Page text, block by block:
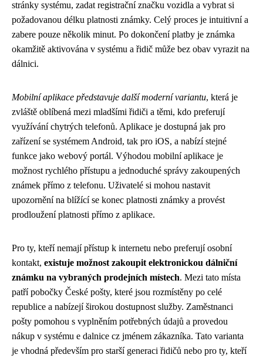
stránky systému, zadat registrační značku vozidla a vybrat si
požadovanou délku platnosti známky. Celý proces je intuitivní a
zabere pouze několik minut. Po dokončení platby je známka
okamžitě aktivována v systému a řidič může bez obav vyrazit na
dálnici.
Mobilní aplikace představuje další moderní variantu, která je
zvláště oblíbená mezi mladšími řidiči a těmi, kdo preferují
využívání chytrých telefonů. Aplikace je dostupná jak pro
zařízení se systémem Android, tak pro iOS, a nabízí stejné
funkce jako webový portál. Výhodou mobilní aplikace je
možnost rychlého přístupu a jednoduché správy zakoupených
známek přímo z telefonu. Uživatelé si mohou nastavit
upozornění na blížící se konec platnosti známky a provést
prodloužení platnosti přímo z aplikace.
Pro ty, kteří nemají přístup k internetu nebo preferují osobní
kontakt, existuje možnost zakoupit elektronickou dálniční
známku na vybraných prodejních místech. Mezi tato místa
patří pobočky České pošty, které jsou rozmístěny po celé
republice a nabízejí širokou dostupnost služby. Zaměstnanci
pošty pomohou s vyplněním potřebných údajů a provedou
nákup v systému e dalnice cz jménem zákazníka. Tato varianta
je vhodná především pro starší generaci řidičů nebo pro ty, kteří